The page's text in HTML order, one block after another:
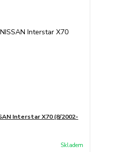
Interstar X70 (8/2002-
Skladem